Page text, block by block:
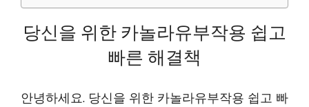
당신을 위한 카놀라유부작용 쉽고
빠른 해결책
안녕하세요. 당신을 위한 카놀라유부작용 쉽고 빠